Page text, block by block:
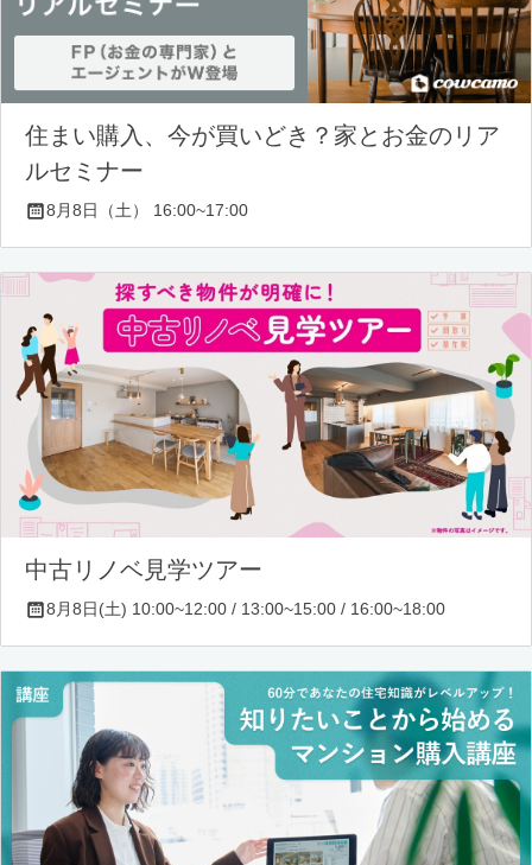
住まい購入、今が買いどき？家とお金のリア
ルセミナー
8月8日（土） 16:00~17:00
中古リノベ見学ツアー
8月8日(土) 10:00~12:00 / 13:00~15:00 / 16:00~18:00